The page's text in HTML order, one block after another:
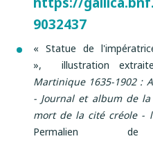
9032437
« Statue de
», illustration
Martinique 1635-1902 :
- Journal et album de
mort de la cité créole -
Permalien